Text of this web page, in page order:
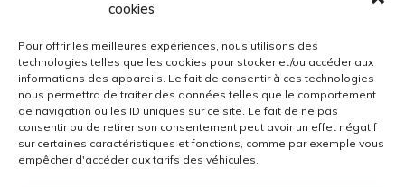
cookies
Pour offrir les meilleures expériences, nous utilisons des
technologies telles que les cookies pour stocker et/ou accéder aux
informations des appareils. Le fait de consentir à ces technologies
nous permettra de traiter des données telles que le comportement
de navigation ou les ID uniques sur ce site. Le fait de ne pas
consentir ou de retirer son consentement peut avoir un effet négatif
sur certaines caractéristiques et fonctions, comme par exemple vous
empêcher d'accéder aux tarifs des véhicules.
Alliage Rent Europe est le leader incontesté
dans la vente de véhicules d'occasion de qualité
supérieure aux marchands professionnels. Nous
disposons d'un vaste choix de voitures de